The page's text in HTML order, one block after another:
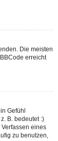
Die meisten
erreicht
Gefühl
B. bedeutet :)
eines
zu benutzen,